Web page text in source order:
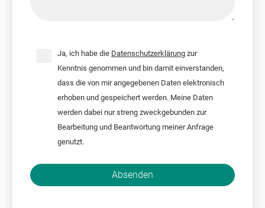
Ja, ich habe die Datenschutzerklärung zur
Kenntnis genommen und bin damit einverstanden,
dass die von mir angegebenen Daten elektronisch
erhoben und gespeichert werden. Meine Daten
werden dabei nur streng zweckgebunden zur
Bearbeitung und Beantwortung meiner Anfrage
genutzt.
Bitte nicht ausfüllen.Absenden